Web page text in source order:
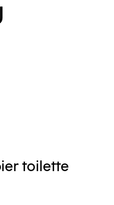
toilette